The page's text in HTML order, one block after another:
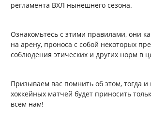
регламента ВХЛ нынешнего сезона.
Ознакомьтесь с этими правилами, они
на арену, проноса с собой некоторых
соблюдения этических и других норм в
Призываем вас помнить об этом, тогда
хоккейных матчей будет приносить
всем нам!